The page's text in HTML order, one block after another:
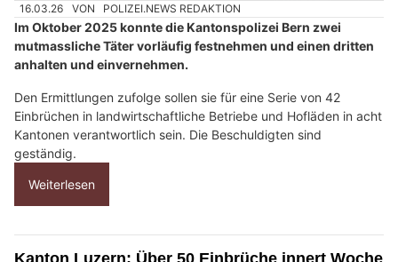
16.03.26 VON POLIZEI.NEWS REDAKTION
Im Oktober 2025 konnte die Kantonspolizei Bern zwei
mutmassliche Täter vorläufig festnehmen und einen dritten
anhalten und einvernehmen.
Den Ermittlungen zufolge sollen sie für eine Serie von 42
Einbrüchen in landwirtschaftliche Betriebe und Hofläden in acht
Kantonen verantwortlich sein. Die Beschuldigten sind
geständig.
Weiterlesen